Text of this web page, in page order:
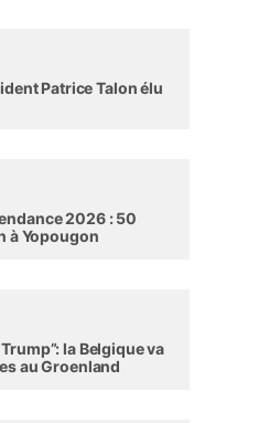
Patrice Talon élu
2026 : 50
à Yopougon
la Belgique va
au Groenland